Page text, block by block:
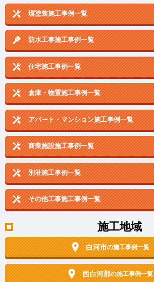
塀塗装施工事例一覧
防水工事施工事例一覧
住宅施工事例一覧
倉庫・物置施工事例一覧
アパート・マンション施工事例一覧
商業施設施工事例一覧
別荘施工事例一覧
その他工事施工事例一覧
施工地域
白河市の施工事例一覧
西白河郡の施工事例一覧